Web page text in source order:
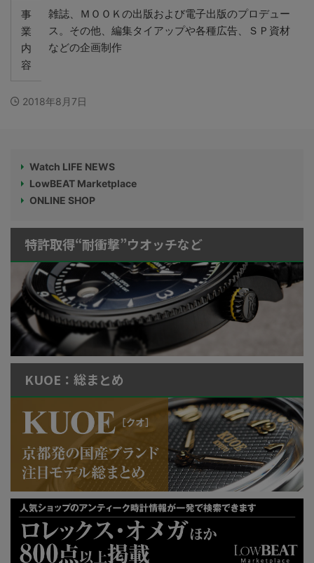
事
業
内
容
雑誌、ＭＯＯＫの出版および電子出版のプロデュー
ス。その他、編集タイアップや各種広告、ＳＰ資材
などの企画制作
2018年8月7日
Watch LIFE NEWS
LowBEAT Marketplace
ONLINE SHOP
特許取得“耐衝撃”ウオッチなど
KUOE：総まとめ